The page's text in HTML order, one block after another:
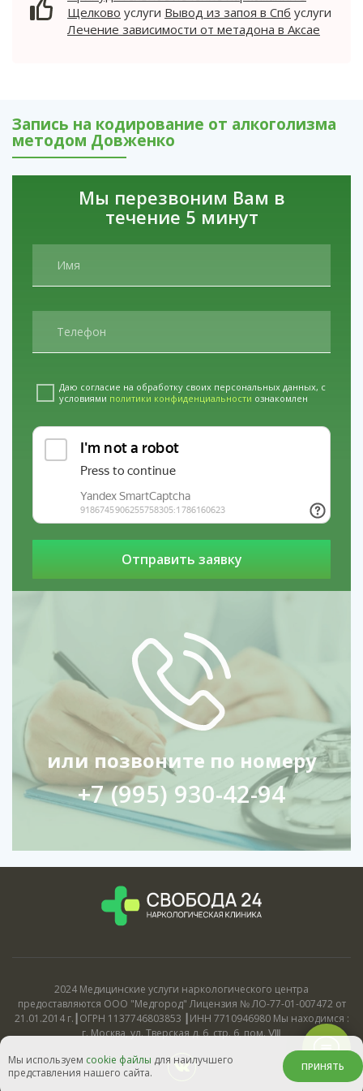
Лечение зависимости от метадона в Аксае
стойкую мотивацию к преодолению
алкоголизма.
Щелково услуги Вывод из запоя в Спб услуги
Лечение зависимости от метадона в Аксае
Запись на кодирование от алкоголизма
методом Довженко
Мы перезвоним Вам в
течение 5 минут
Даю согласие на обработку своих персональных данных, с
условиями политики конфиденциальности ознакомлен
или позвоните по номеру
+7 (995) 930-42-94
2024 Медицинские услуги наркологического центра
предоставляются ООО "Медгород" Лицензия № ЛО-77-01-007472 от
21.01.2014 г.┃ОГРН 1137746803853 ┃ИНН 7710946980 Мы находимся :
г. Москва, ул. Тверская д. 6, стр. 6, пом. Ⅷ
Мы используем cookie файлы для наилучшего
представления нашего сайта.
ПРИНЯТЬ